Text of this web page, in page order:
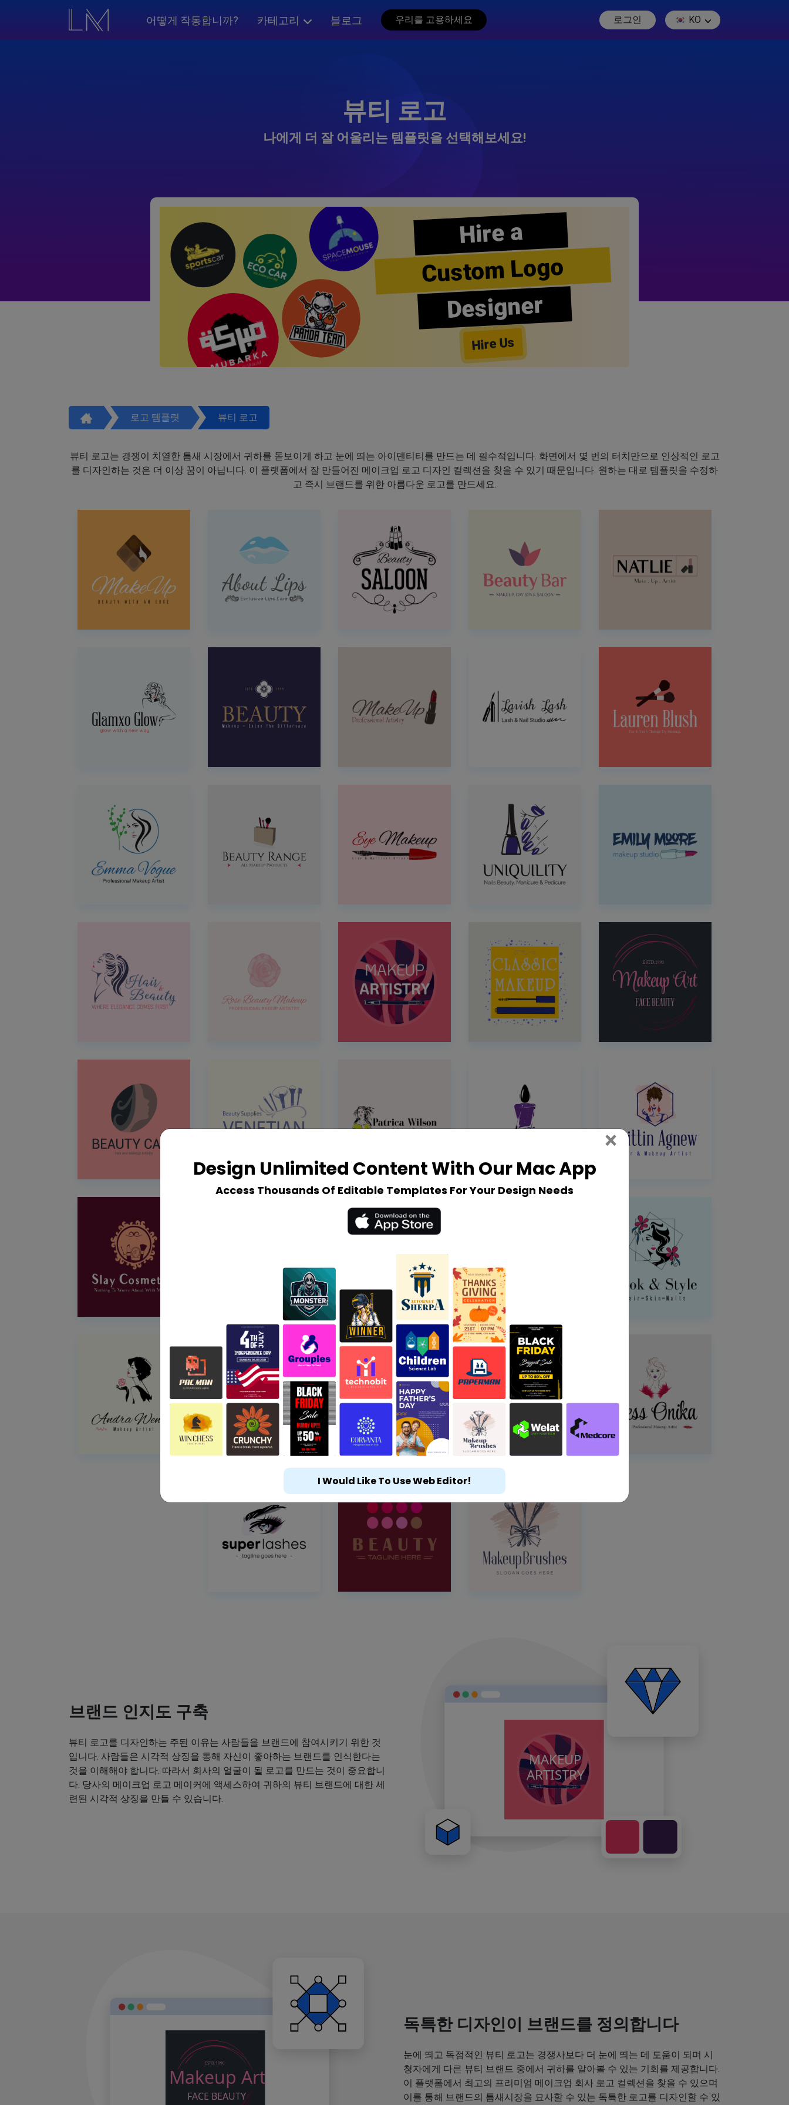
어떻게 작동합니까? 카테고리 블로그 우리를 고용하세요 로그인 KO
뷰티 로고
나에게 더 잘 어울리는 템플릿을 선택해보세요!
Hire a
Custom Logo
Designer
Hire Us
로고 템플릿 뷰티 로고
뷰티 로고는 경쟁이 치열한 틈새 시장에서 귀하를 돋보이게 하고 눈에 띄는 아이덴티티를 만드는 데 필수적입니다. 화면에서 몇 번의 터치만으로 인상적인 로고
를 디자인하는 것은 더 이상 꿈이 아닙니다. 이 플랫폼에서 잘 만들어진 메이크업 로고 디자인 컬렉션을 찾을 수 있기 때문입니다. 원하는 대로 템플릿을 수정하
고 즉시 브랜드를 위한 아름다운 로고를 만드세요.
브랜드 인지도 구축
뷰티 로고를 디자인하는 주된 이유는 사람들을 브랜드에 참여시키기 위한 것
입니다. 사람들은 시각적 상징을 통해 자신이 좋아하는 브랜드를 인식한다는
것을 이해해야 합니다. 따라서 회사의 얼굴이 될 로고를 만드는 것이 중요합니
다. 당사의 메이크업 로고 메이커에 액세스하여 귀하의 뷰티 브랜드에 대한 세
련된 시각적 상징을 만들 수 있습니다.
독특한 디자인이 브랜드를 정의합니다
눈에 띄고 독점적인 뷰티 로고는 경쟁사보다 더 눈에 띄는 데 도움이 되며 시
청자에게 다른 뷰티 브랜드 중에서 귀하를 알아볼 수 있는 기회를 제공합니다.
이 플랫폼에서 최고의 프리미엄 메이크업 회사 로고 컬렉션을 찾을 수 있으며
이를 통해 브랜드의 틈새시장을 묘사할 수 있는 독특한 로고를 디자인할 수 있
Design Unlimited Content With Our Mac App
Access Thousands Of Editable Templates For Your Design Needs
× Close
I Would Like To Use Web Editor!